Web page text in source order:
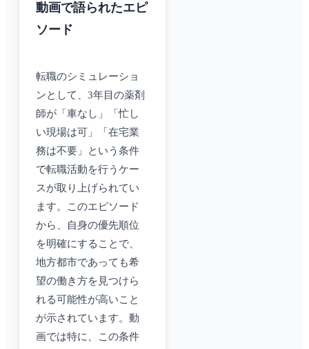
動画で語られたエピ
ソード
転職のシミュレーショ
ンとして、3年目の薬剤
師が「車なし」「忙し
い現場は可」「在宅業
務は不要」という条件
で転職活動を行うケー
スが取り上げられてい
ます。このエピソード
から、自身の優先順位
を明確にすることで、
地方都市であっても希
望の働き方を見つけら
れる可能性が高いこと
が示されています。動
画では特に、この条件